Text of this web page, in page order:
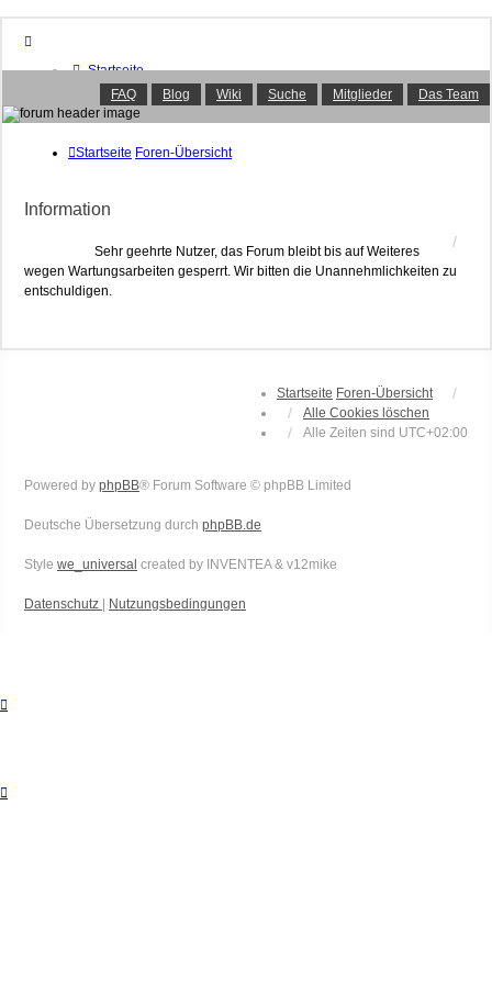
Startseite
Foren-Übersicht
FAQ
Suche
Aktive Themen
Das Team
FAQ Blog Wiki Suche Mitglieder Das Team
Startseite Foren-Übersicht
Information
Sehr geehrte Nutzer, das Forum bleibt bis auf Weiteres
wegen Wartungsarbeiten gesperrt. Wir bitten die Unannehmlichkeiten zu
entschuldigen.
Startseite Foren-Übersicht
Alle Cookies löschen
Alle Zeiten sind UTC+02:00
Powered by phpBB® Forum Software © phpBB Limited
Deutsche Übersetzung durch phpBB.de
Style we_universal created by INVENTEA & v12mike
Datenschutz Nutzungsbedingungen